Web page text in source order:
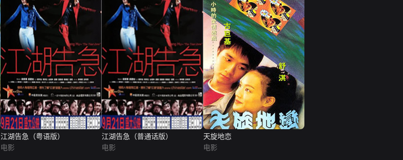
江湖告急（粤语版）
电影
江湖告急（普通话版）
电影
天旋地恋
电影